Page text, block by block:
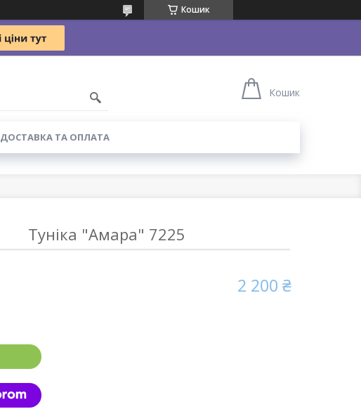
Кошик
Кошик
ДОСТАВКА ТА ОПЛАТА
Туніка "Амара" 7225
2 200 ₴